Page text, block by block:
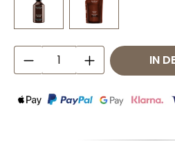
Produkt Anzahl: IN